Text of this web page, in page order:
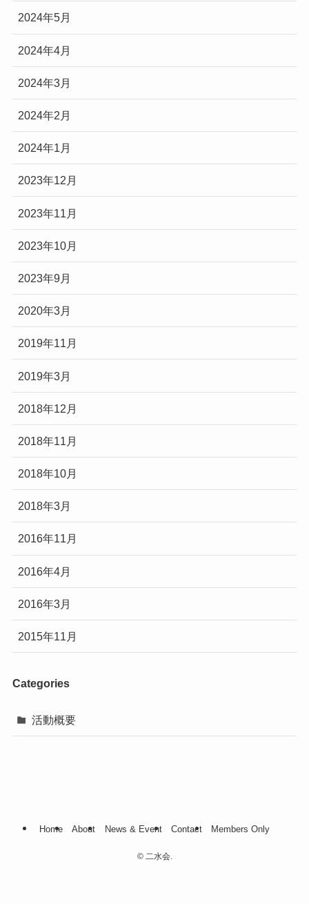
2024年5月
2024年4月
2024年3月
2024年2月
2024年1月
2023年12月
2023年11月
2023年10月
2023年9月
2020年3月
2019年11月
2019年3月
2018年12月
2018年11月
2018年10月
2018年3月
2016年11月
2016年4月
2016年3月
2015年11月
Categories
活動概要
Home About News & Event Contact Members Only
©二水会.